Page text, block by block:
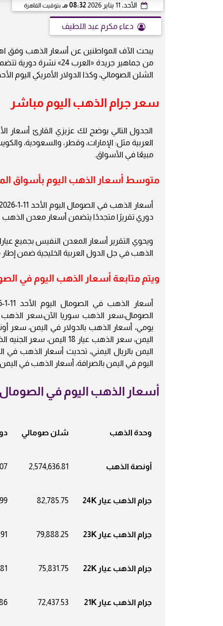
الأحد، 11 يناير 2026 08:32 مـ بتوقيت القاهرة
دعاء مكرم عبد اللطيف
يبحث الآف المواطنين عن أسعار الذهب وفق
من جماهير جريدة
الشلن الصومالي، وكذا الدولار الأمريكي اليوم الأحد 11-1-
سعر جرام الذهب اليوم مباشر
الجدول التالي يوضح لك عزيزي القارئ أسعار
مبيعًا في الأسواق.
متوسط أسعار الذهب اليوم بأسواق
دوري تقريرًا متجددًا يتضمن أسعار معدن الذهب
الذهب في جل الدول العربية الخليجية ضمن
ويتم متابعة أسعار الذهب اليوم في الصومال
الصومال،سعر الذهب سوريا الآن،سعر
اليمن، سعر الذهب عيار
اليمن بالريال اليمني، تحديث أسعار الذهب
اليوم في اليمن بالصرافة، أسعار الذهب في
أسعار الذهب اليوم في
وحدة الذهب شلن صومالي
أونصة الذهب 2,574,636.81
جرام الذهب عيار 24K 82,785.75
جرام الذهب عيار 23K 79,888.25
جرام الذهب عيار 22K 75,831.75
جرام الذهب عيار 21K 72,437.53